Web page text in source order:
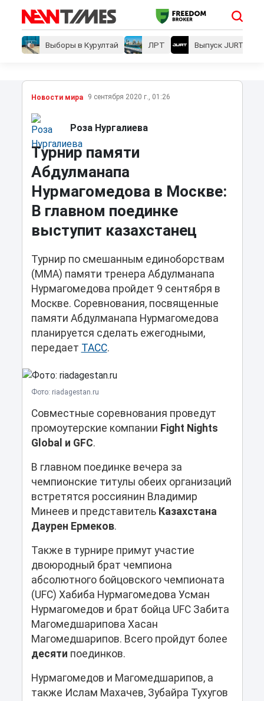
Выборы в Курултай ЛРТ Выпуск JURT
Новости мира 9 сентября 2020 г., 01:26
Роза Нургалиева
Турнир памяти
Абдулманапа
Нурмагомедова в Москве:
В главном поединке
выступит казахстанец
Турнир по смешанным единоборствам
(ММА) памяти тренера Абдулманапа
Нурмагомедова пройдет 9 сентября в
Москве. Соревнования, посвященные
памяти Абдулманапа Нурмагомедова
планируется сделать ежегодными,
передает ТАСС.
Фото: riadagestan.ru
Совместные соревнования проведут
промоутерские компании Fight Nights
Global и GFC.
В главном поединке вечера за
чемпионские титулы обеих организаций
встретятся россиянин Владимир
Минеев и представитель Казахстана
Даурен Ермеков.
Также в турнире примут участие
двоюродный брат чемпиона
абсолютного бойцовского чемпионата
(UFC) Хабиба Нурмагомедова Усман
Нурмагомедов и брат бойца UFC Забита
Магомедшарипова Хасан
Магомедшарипов. Всего пройдут более
десяти поединков.
Нурмагомедов и Магомедшарипов, а
также Ислам Махачев, Зубайра Тухугов